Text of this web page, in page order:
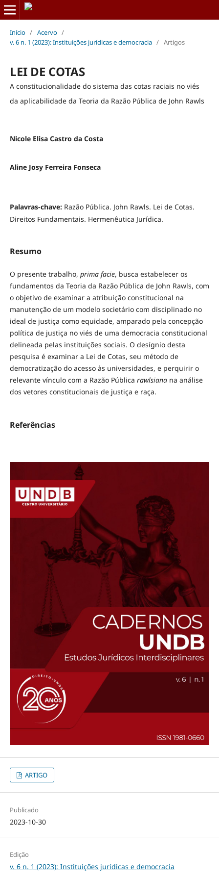
Início / Acervo /
v. 6 n. 1 (2023): Instituições jurídicas e democracia / Artigos
LEI DE COTAS
A constitucionalidade do sistema das cotas raciais no viés
da aplicabilidade da Teoria da Razão Pública de John Rawls
Nicole Elisa Castro da Costa
Aline Josy Ferreira Fonseca
Palavras-chave: Razão Pública. John Rawls. Lei de Cotas.
Direitos Fundamentais. Hermenêutica Jurídica.
Resumo
O presente trabalho, prima facie, busca estabelecer os
fundamentos da Teoria da Razão Pública de John Rawls, com
o objetivo de examinar a atribuição constitucional na
manutenção de um modelo societário com disciplinado no
ideal de justiça como equidade, amparado pela concepção
política de justiça no viés de uma democracia constitucional
delineada pelas instituições sociais. O desígnio desta
pesquisa é examinar a Lei de Cotas, seu método de
democratização do acesso às universidades, e perquirir o
relevante vínculo com a Razão Pública rawlsianana análise
dos vetores constitucionais de justiça e raça.
Referências
ARTIGO
Publicado
2023-10-30
Edição
v. 6 n. 1 (2023): Instituições jurídicas e democracia